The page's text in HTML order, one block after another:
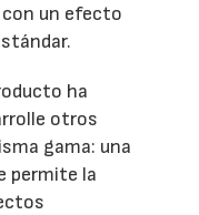
un efecto
ha
otros
gama: una
permite la